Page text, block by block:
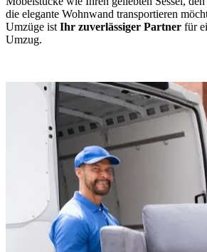
die elegante Wohnwand transportieren
Umzüge ist Ihr zuverlässiger Partner für
Umzug.